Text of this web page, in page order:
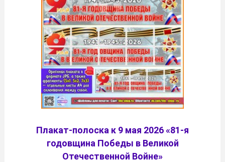
Плакат-полоска к 9 мая 2026 «81-я
годовщина Победы в Великой
Отечественной Войне»